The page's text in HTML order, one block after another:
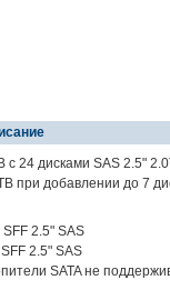
с 24 дисками SAS 2.5"
при добавлении до 7
SFF 2.5" SAS
2.5" SAS
SATA не